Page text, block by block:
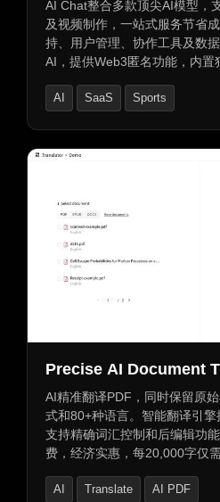
AI Chat整合多款顶尖AI模型，
及视频制作，一站式服务节省
持、用户管理、协作工具及数
AI，提供Web3匿名功能，内置
AI SaaS Sports
Precise AI Document
AI精准翻译PDF，同时保留原
式和80+种语言。智能翻译引擎
支持精确词汇控制和后编辑功
费，经济实惠，每20,000字仅
AI辅助后编辑功能，提升翻译质
AI Translate AI PDF